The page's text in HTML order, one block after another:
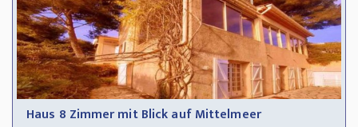
Haus 8 Zimmer mit Blick auf Mittelmeer